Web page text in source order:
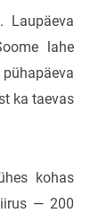
Laupäeva
lahe
ka taevas
kohas
— 200